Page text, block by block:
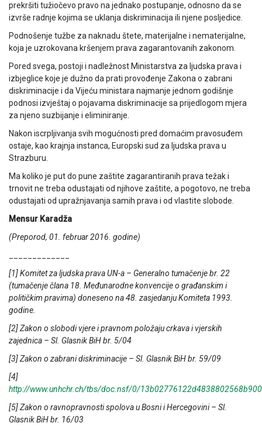
prekršiti tužiočevo pravo na jednako postupanje, odnosno da se
izvrše radnje kojima se uklanja diskriminacija ili njene posljedice.
Podnošenje tužbe za naknadu štete, materijalne i nematerijalne,
koja je uzrokovana kršenjem prava zagarantovanih zakonom.
Pored svega, postoji i nadležnost Ministarstva za ljudska prava i
izbjeglice koje je dužno da prati provođenje Zakona o zabrani
diskriminacije i da Vijeću ministara najmanje jednom godišnje
podnosi izvještaj o pojavama diskriminacije sa prijedlogom mjera
za njeno suzbijanje i eliminiranje.
Nakon iscrpljivanja svih mogućnosti pred domaćim pravosuđem
ostaje, kao krajnja instanca, Europski sud za ljudska prava u
Strazburu.
Ma koliko je put do pune zaštite zagarantiranih prava težak i
trnovit ne treba odustajati od njihove zaštite, a pogotovo, ne treba
odustajati od upražnjavanja samih prava i od vlastite slobode.
Mensur Karadža
(Preporod, 01. februar 2016. godine)
[1] Komitet za ljudska prava UN-a – Generalno tumačenje br. 22
(tumačenje člana 18. Međunarodne konvencije o građanskim i
političkim pravima) doneseno na 48. zasjedanju Komiteta 1993.
godine.
[2] Zakon o slobodi vjere i pravnom položaju crkava i vjerskih
zajednica – Sl. Glasnik BiH br. 5/04
[3] Zakon o zabrani diskriminacije – Sl. Glasnik BiH br. 59/09
[4]
http://www.unhchr.ch/tbs/doc.nsf/0/
[5] Zakon o ravnopravnosti spolova u Bosni i Hercegovini – Sl.
Glasnik BiH br. 16/03